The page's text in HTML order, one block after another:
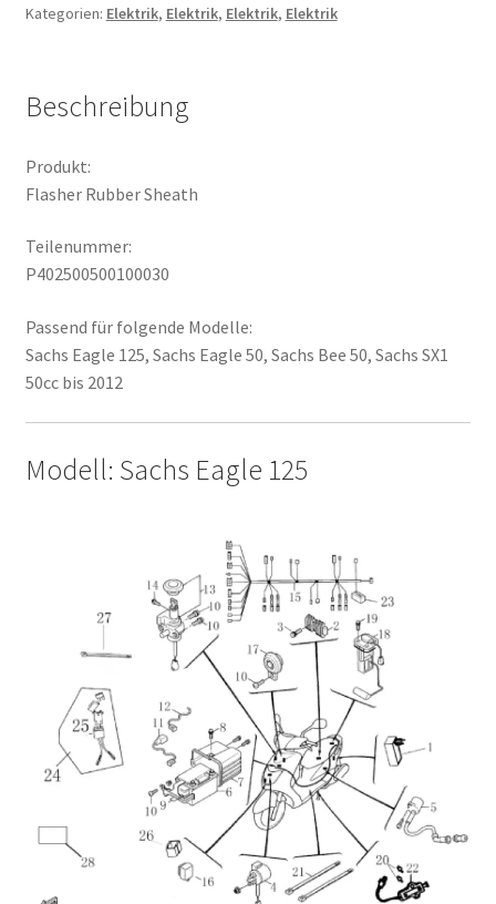
Kategorien: Elektrik, Elektrik, Elektrik, Elektrik
Beschreibung
Produkt:
Flasher Rubber Sheath
Teilenummer:
P402500500100030
Passend für folgende Modelle:
Sachs Eagle 125, Sachs Eagle 50, Sachs Bee 50, Sachs SX1
50cc bis 2012
Modell: Sachs Eagle 125